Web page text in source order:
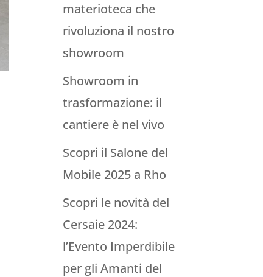
materioteca che
rivoluziona il nostro
showroom
Showroom in
trasformazione: il
cantiere è nel vivo
Scopri il Salone del
Mobile 2025 a Rho
Scopri le novità del
Cersaie 2024:
l’Evento Imperdibile
per gli Amanti del